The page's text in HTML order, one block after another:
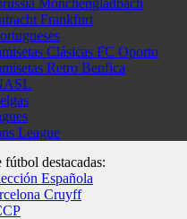
Mönchengladbach
Frankfurt
Clásicas FC Oporto
Retro Benfica
League
fútbol destacadas:
Española
Cruyff